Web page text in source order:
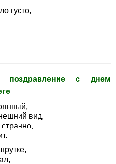
густо,
поздравление с днем
вид,